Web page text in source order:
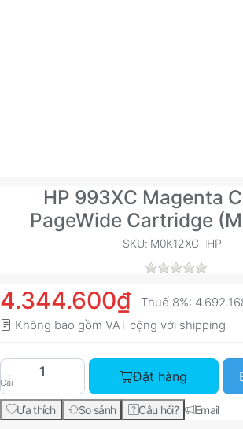
HP 993XC Magenta
PageWide Cartridge
SKU: M0K12XC HP
4.344.600₫ Thuế 8%:
Không bao gồm VAT cộng với shipping
Cái
HP 993XC Magenta
Đặt hàng
Ưa thích So sánh Câu hỏi? Email